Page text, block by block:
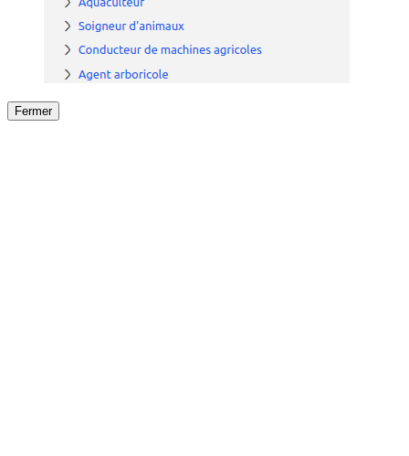
Fermer